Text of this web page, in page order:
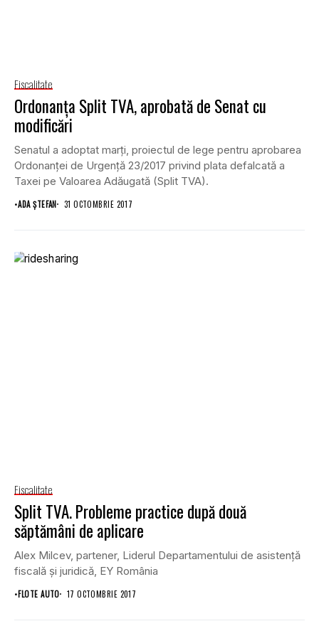
Fiscalitate
Ordonanţa Split TVA, aprobată de Senat cu
modificări
Senatul a adoptat marţi, proiectul de lege pentru aprobarea
Ordonanţei de Urgenţă 23/2017 privind plata defalcată a
Taxei pe Valoarea Adăugată (Split TVA).
•ADA ȘTEFAN 31 OCTOMBRIE 2017
Fiscalitate
Split TVA. Probleme practice după două
săptămâni de aplicare
Alex Milcev, partener, Liderul Departamentului de asistenţă
fiscală şi juridică, EY România
•FLOTE AUTO 17 OCTOMBRIE 2017